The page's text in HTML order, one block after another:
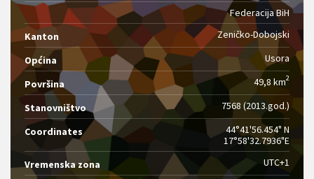
Federacija BiH
Kanton
Zeničko-Dobojski
Općina Usora
Površina 49,8 km2
Stanovništvo 7568 (2013.god.)
Coordinates
44°41'56.454" N
17°58'32.7936"E
Vremenska zona
UTC+1